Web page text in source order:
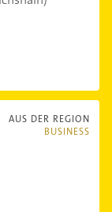
AUS DER REGION
BUSINESS